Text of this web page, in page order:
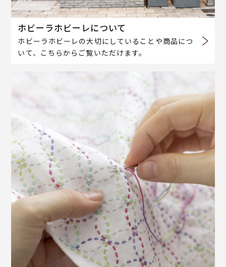
ホビーラホビーレについて
ホビーラホビーレの大切にしていることや商品につ
いて、こちらからご覧いただけます。